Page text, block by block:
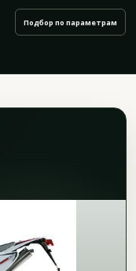
Подбор по параметрам